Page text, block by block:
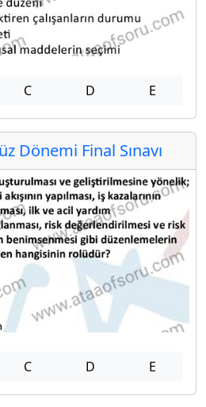
C D E
Dönemi Final Sınavı
C D E